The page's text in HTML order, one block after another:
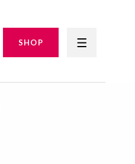
SHOP